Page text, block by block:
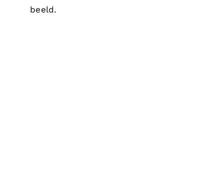
beeld.